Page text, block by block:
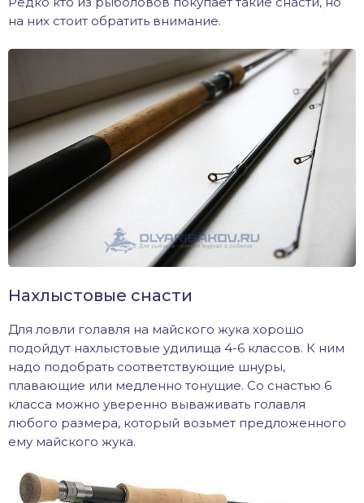
на них стоит обратить внимание.
Нахлыстовые снасти
Для ловли голавля на майского жука хорошо
подойдут нахлыстовые удилища 4-6 классов. К ним
надо подобрать соответствующие шнуры,
плавающие или медленно тонущие. Со снастью 6
класса можно уверенно вываживать голавля
любого размера, который возьмет предложенного
ему майского жука.